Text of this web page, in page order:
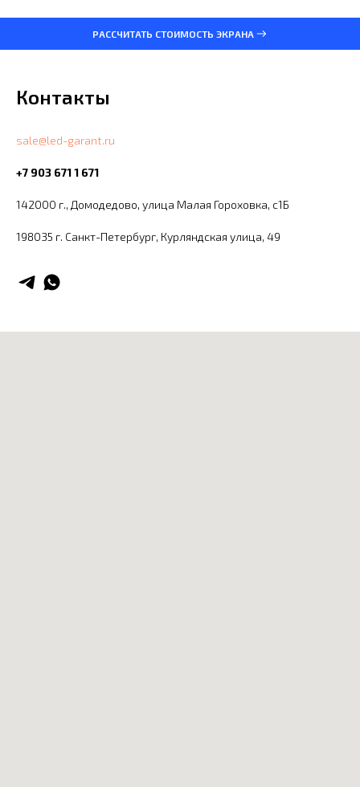
РАССЧИТАТЬ СТОИМОСТЬ ЭКРАНА
Контакты
sale@led-garant.ru
+7 903 671 1 671
142000 г., Домодедово, улица Малая Гороховка, с1Б
198035 г. Санкт-Петербург, ​Курляндская улица, 49​